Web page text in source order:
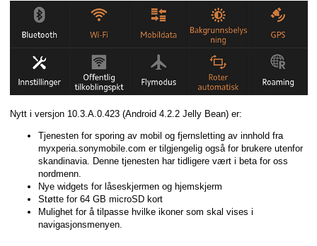
Nytt i versjon 10.3.A.0.423 (Android 4.2.2 Jelly Bean) er:
Tjenesten for sporing av mobil og fjernsletting av innhold fra
myxperia.sonymobile.com er tilgjengelig også for brukere utenfor
skandinavia. Denne tjenesten har tidligere vært i beta for oss
nordmenn.
Nye widgets for låseskjermen og hjemskjerm
Støtte for 64 GB microSD kort
Mulighet for å tilpasse hvilke ikoner som skal vises i
navigasjonsmenyen.